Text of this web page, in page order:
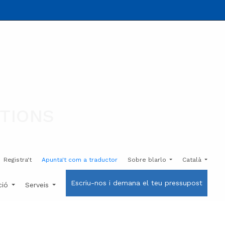
Registra't Apunta't com a traductor Sobre blarlo Català
Serveis Escriu-nos i demana el teu pressupost